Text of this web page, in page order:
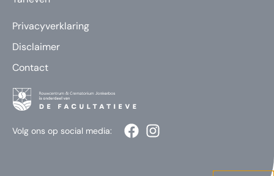
Privacyverklaring
Disclaimer
Contact
Volg ons op social media: